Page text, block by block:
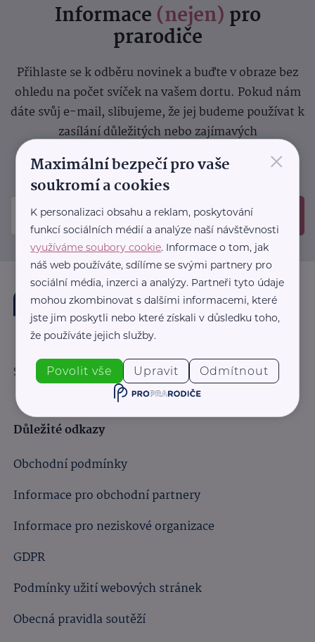
Informace (nejen) pro
prarodiče
Přihlaste se k odběru novinek a buďte v obraze bez
ohledu na počet svíček na vašem dortu. Pokud nám
dáte svůj e-mail, slibujeme, že jej budeme používat k
zasílání důležitých nebo zajímavých
Prosíme, zkontrolujte si svoji emailovou
schránku, kam jsme poslali potvrzovací e-mail.
Odeslat
Sledujte nás:
Důležité odkazy
Obchodní podmínky
Informace pro obchodní partnery
Informace pro neziskové organizace
GDPR
Podmínky užití webových stránek
Obecná pravidla soutěží
×
Maximální bezpečí pro vaše
soukromí a cookies
K personalizaci obsahu a reklam, poskytování
funkcí sociálních médií a analýze naší návštěvnosti
využíváme soubory cookie. Informace o tom, jak
náš web používáte, sdílíme se svými partnery pro
sociální média, inzerci a analýzy. Partneři tyto údaje
mohou zkombinovat s dalšími informacemi, které
jste jim poskytli nebo které získali v důsledku toho,
že používáte jejich služby.
Povolit vše Upravit Odmítnout